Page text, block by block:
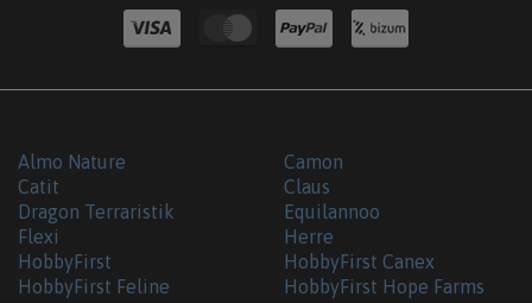
Almo Nature
Camon
Catit
Claus
Dragon Terraristik
Equilannoo
Flexi
Herre
HobbyFirst
HobbyFirst Canex
HobbyFirst Feline
HobbyFirst Hope Farms